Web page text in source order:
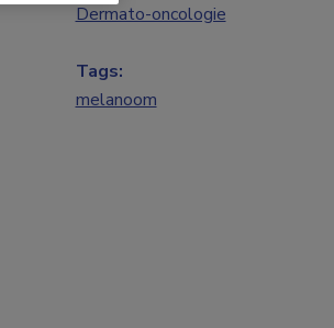
Dermato-oncologie
Tags:
melanoom